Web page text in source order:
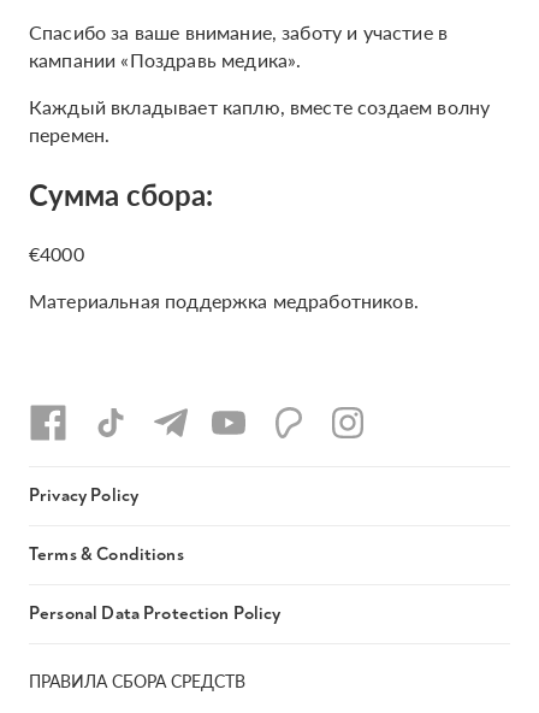
Спасибо за ваше внимание, заботу и участие в
кампании «Поздравь медика».
Каждый вкладывает каплю, вместе создаем волну
перемен.
Сумма сбора:
€4000
Материальная поддержка медработников.
ПРАВИЛА СБОРА СРЕДСТВ
Privacy Policy
Terms & Conditions
Personal Data Protection Policy